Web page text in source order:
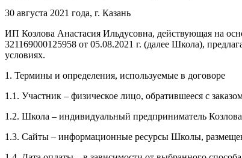
30 августа 2021 года, г. Казань
ИП Козлова Анастасия Ильдусовна, действующая на
321169000125958 от 05.08.2021 г. (далее Школа),
условиях.
1. Термины и определения, используемые в договоре
1.1. Участник – физическое лицо, обратившееся с
1.2. Школа – индивидуальный предприниматель
1.3. Сайты – информационные ресурсы Школы,